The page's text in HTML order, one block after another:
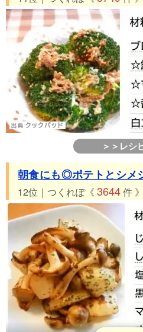
＞＞レシ
朝食にも◎ポテトとシメ
12位｜つくれぽ《 3644件 》